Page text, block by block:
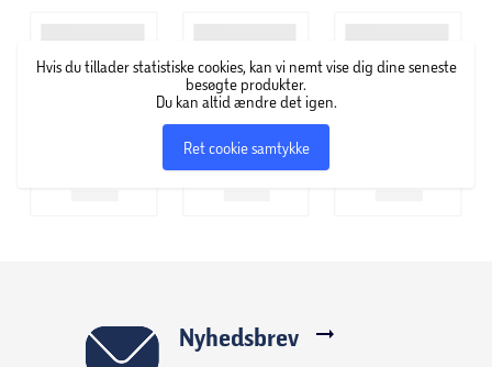
Hvis du tillader statistiske cookies, kan vi nemt vise dig dine seneste
besøgte produkter.
Du kan altid ændre det igen.
Ret cookie samtykke
Nyhedsbrev